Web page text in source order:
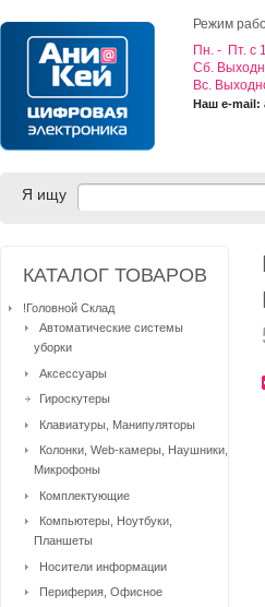
Режим
Пн. - Пт. с
Cб.
Вс.
Наш e-mail:
Я ищу
КАТАЛОГ ТОВАРОВ
!Головной Склад
Автоматические системы
уборки
Аксессуары
Гироскутеры
Клавиатуры, Манипуляторы
Колонки, Web-камеры, Наушники,
Микрофоны
Комплектующие
Компьютеры, Ноутбуки,
Планшеты
Носители информации
Периферия, Офисное